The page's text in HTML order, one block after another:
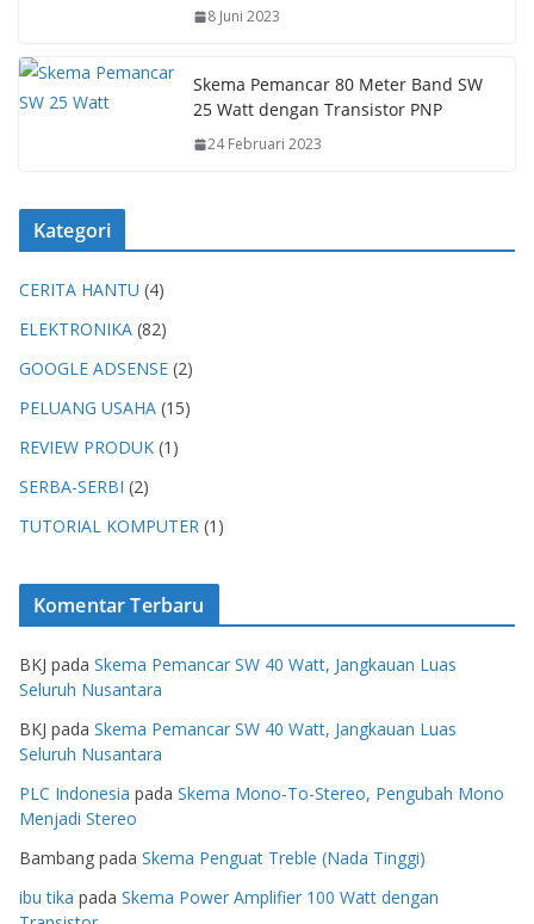
8 Juni 2023
Skema Pemancar 80 Meter Band SW
25 Watt dengan Transistor PNP
24 Februari 2023
Kategori
CERITA HANTU (4)
ELEKTRONIKA (82)
GOOGLE ADSENSE (2)
PELUANG USAHA (15)
REVIEW PRODUK (1)
SERBA-SERBI (2)
TUTORIAL KOMPUTER (1)
Komentar Terbaru
BKJ pada Skema Pemancar SW 40 Watt, Jangkauan Luas
Seluruh Nusantara
BKJ pada Skema Pemancar SW 40 Watt, Jangkauan Luas
Seluruh Nusantara
PLC Indonesia pada Skema Mono-To-Stereo, Pengubah Mono
Menjadi Stereo
Bambang pada Skema Penguat Treble (Nada Tinggi)
ibu tika pada Skema Power Amplifier 100 Watt dengan